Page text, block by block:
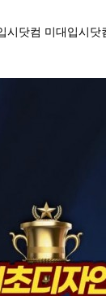
닷컴 미대입시